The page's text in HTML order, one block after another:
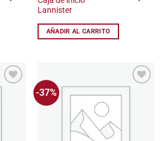
precio
precio
actual
17,45€.
Lannister
precio
AÑADIR AL CARRITO
-37%